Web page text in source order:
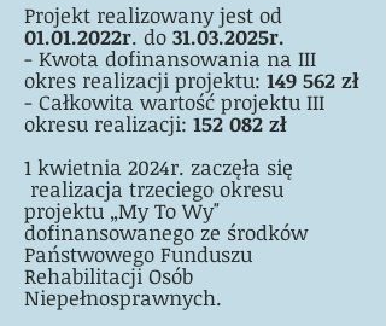
Projekt realizowany jest od
01.01.2022r. do 31.03.2025r.
- Kwota dofinansowania na III
okres realizacji projektu: 149 562 zł
- Całkowita wartość projektu III
okresu realizacji: 152 082 zł
1 kwietnia 2024r. zaczęła się
realizacja trzeciego okresu
projektu „My To Wy"
dofinansowanego ze środków
Państwowego Funduszu
Rehabilitacji Osób
Niepełnosprawnych.